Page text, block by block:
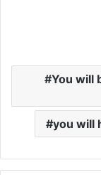
You will
you will